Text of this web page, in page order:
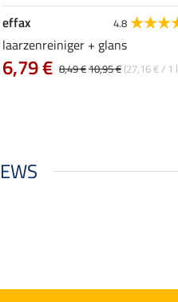
effax 4.8
laarzenreiniger + glans
8,49 €10,95 € (27,16 € / 1
6,79 €